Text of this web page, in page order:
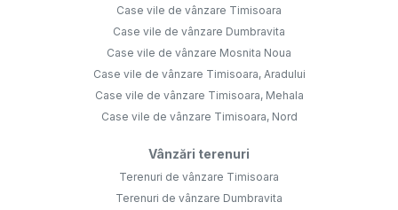
Case vile de vânzare Timisoara
Case vile de vânzare Dumbravita
Case vile de vânzare Mosnita Noua
Case vile de vânzare Timisoara, Aradului
Case vile de vânzare Timisoara, Mehala
Case vile de vânzare Timisoara, Nord
Vânzări terenuri
Terenuri de vânzare Timisoara
Terenuri de vânzare Dumbravita